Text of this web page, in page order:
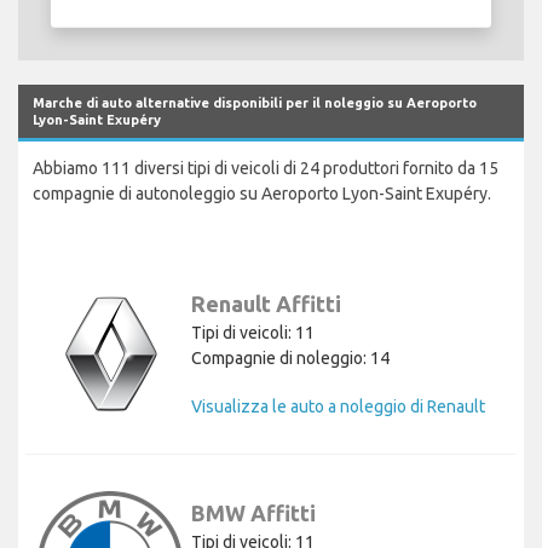
Marche di auto alternative disponibili per il noleggio su Aeroporto
Lyon-Saint Exupéry
Abbiamo 111 diversi tipi di veicoli di 24 produttori fornito da 15
compagnie di autonoleggio su Aeroporto Lyon-Saint Exupéry.
Renault Affitti
Tipi di veicoli: 11
Compagnie di noleggio: 14
Visualizza le auto a noleggio di Renault
BMW Affitti
Tipi di veicoli: 11